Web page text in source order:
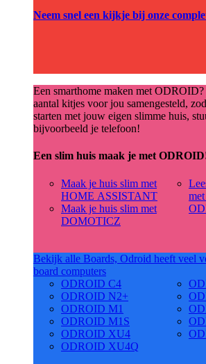
Neem snel een kijkje bij onze
Een smarthome maken met
aantal kitjes voor jou samengesteld,
starten met jouw eigen slimme huis,
bijvoorbeeld je telefoon!
Een slim huis maak je met
Maak je huis slim met
HOME ASSISTANT
Maak je huis slim met
DOMOTICZ
Bekijk alle Boards, Odroid heeft veel
board computers
ODROID C4
ODROID N2+
ODROID M1
ODROID M1S
ODROID XU4
ODROID XU4Q